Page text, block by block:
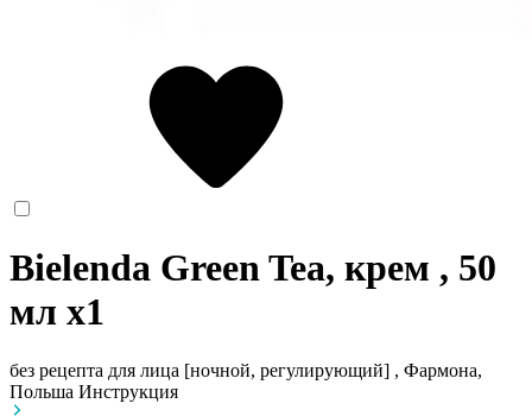
Bielenda Green Tea, крем , 50
мл x1
без рецепта для лица [ночной, регулирующий] , Фармона,
Польша Инструкция